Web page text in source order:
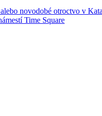
novodobé otroctvo v
Time Square